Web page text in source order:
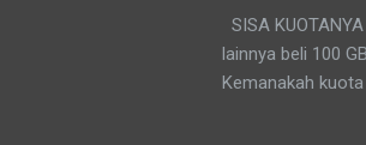
SISA
lainnya beli 100
Kemanakah
"disimpan"